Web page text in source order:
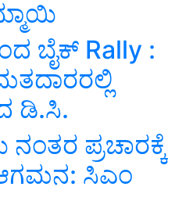
ಬೈಕ್ Rally :
ಡಿ.ಸಿ.
ನಂತರ ಪ್ರಚಾರಕ್ಕೆ
ಸಿಎಂ